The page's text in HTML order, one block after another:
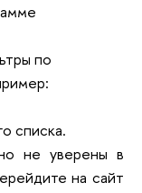
по
списка.
не уверены в
на сайт